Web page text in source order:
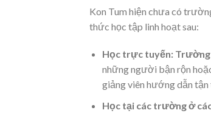
Kon Tum hiện chưa có
thức học tập linh hoạt sau:
Học trực tuyến: Trường
những người bận rộn
giảng viên hướng dẫn
Học tại các trường ở